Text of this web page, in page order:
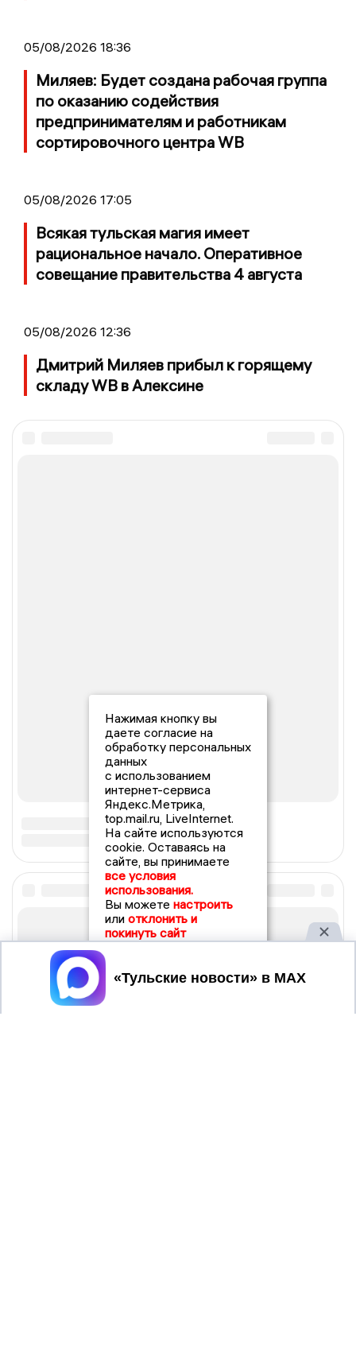
05/08/2026 18:36
Миляев: Будет создана рабочая группа
по оказанию содействия
предпринимателям и работникам
сортировочного центра WB
05/08/2026 17:05
Всякая тульская магия имеет
рациональное начало. Оперативное
совещание правительства 4 августа
05/08/2026 12:36
Дмитрий Миляев прибыл к горящему
складу WB в Алексине
Нажимая кнопку вы
даете согласие на
обработку персональных
данных
с использованием
интернет-сервиса
Яндекс.Метрика,
top.mail.ru, LiveInternet.
На сайте используются
cookie. Оставаясь на
сайте, вы принимаете
все условия
использования.
Вы можете настроить
или отклонить и
покинуть сайт
Принять